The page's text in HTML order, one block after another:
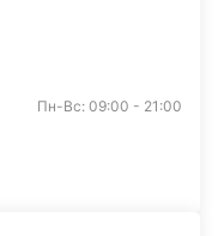
Пн-Вс: 09:00 - 21:00